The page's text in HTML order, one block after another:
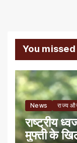
You missed
News राज्य
राष्ट्रीय
मुफ्ती के